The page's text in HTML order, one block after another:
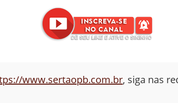
www.sertaopb.com.br, siga nas